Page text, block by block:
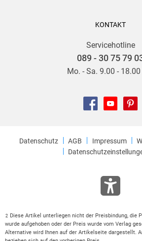
KONTAKT
Servicehotline
089 - 30 75 79
Mo. - Sa. 9.00 - 18.00
Datenschutz AGB Impressum
2
Diese Artikel unterliegen nicht der Preisbindung, die
wurde aufgehoben oder der Preis wurde vom Verlag
Alternative wird Ihnen auf der Artikelseite dargestellt.